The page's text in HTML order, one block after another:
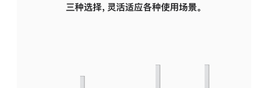
三种选择，灵活适应各种使用场景。